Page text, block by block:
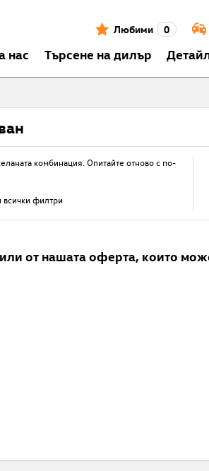
Любими 0
нас Търсене на дилър
комбинация. Опитайте отново с по-
всички филтри
от нашата оферта, които